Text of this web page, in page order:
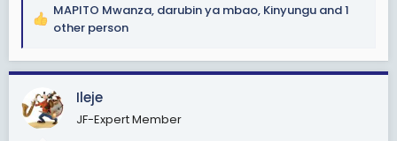
uongo huko ndani, kwamba CHADEMA inataka kufanya
vurugu ya kumnyakua walichokiita kumwokoa Tundu
ya polisi. Uongo mtupu.
Uongo ambao umetengenezwa ili kutekeleza nia ovu
ya kupiga raia na kupiga wananchi na kufanya vurugu.
R
a
c
t
i
o
MAPITO Mwanza, darubin ya mbao, Kinyungu and 1
other person
Ileje
JF-Expert Member